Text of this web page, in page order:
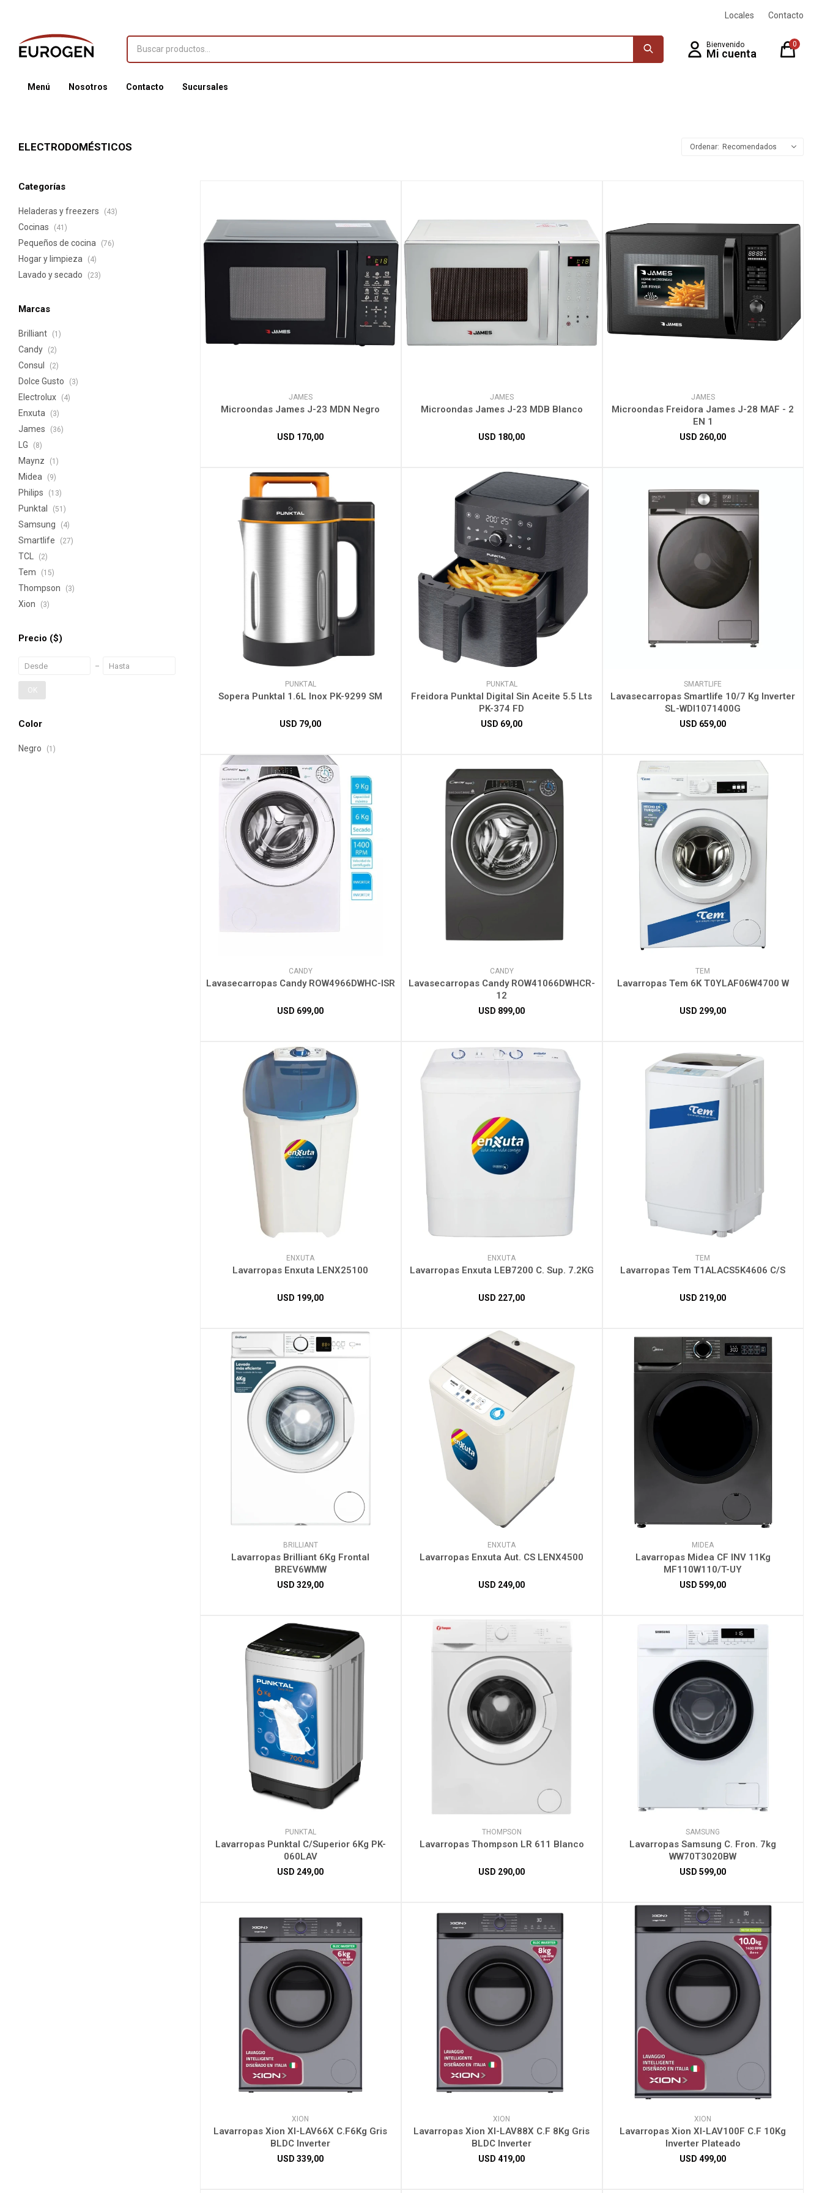
Menú Nosotros Contacto Sucursales
0
Locales Contacto
ELECTRODOMÉSTICOS Recomendados
JAMES
Microondas James J-23 MDN Negro
USD 170,00
JAMES
Microondas James J-23 MDB Blanco
USD 180,00
JAMES
Microondas Freidora James J-28 MAF - 2
EN 1
USD 260,00
PUNKTAL
Sopera Punktal 1.6L Inox PK-9299 SM
USD 79,00
PUNKTAL
Freidora Punktal Digital Sin Aceite 5.5 Lts
PK-374 FD
USD 69,00
SMARTLIFE
Lavasecarropas Smartlife 10/7 Kg Inverter
SL-WDI1071400G
USD 659,00
CANDY
Lavasecarropas Candy ROW4966DWHC-ISR
USD 699,00
CANDY
Lavasecarropas Candy ROW41066DWHCR-
12
USD 899,00
TEM
Lavarropas Tem 6K T0YLAF06W4700 W
USD 299,00
ENXUTA
Lavarropas Enxuta LENX25100
USD 199,00
ENXUTA
Lavarropas Enxuta LEB7200 C. Sup. 7.2KG
USD 227,00
TEM
Lavarropas Tem T1ALACS5K4606 C/S
USD 219,00
BRILLIANT
Lavarropas Brilliant 6Kg Frontal
BREV6WMW
USD 329,00
ENXUTA
Lavarropas Enxuta Aut. CS LENX4500
USD 249,00
MIDEA
Lavarropas Midea CF INV 11Kg
MF110W110/T-UY
USD 599,00
PUNKTAL
Lavarropas Punktal C/Superior 6Kg PK-
060LAV
USD 249,00
THOMPSON
Lavarropas Thompson LR 611 Blanco
USD 290,00
SAMSUNG
Lavarropas Samsung C. Fron. 7kg
WW70T3020BW
USD 599,00
XION
Lavarropas Xion XI-LAV66X C.F6Kg Gris
BLDC Inverter
USD 339,00
XION
Lavarropas Xion XI-LAV88X C.F 8Kg Gris
BLDC Inverter
USD 419,00
XION
Lavarropas Xion XI-LAV100F C.F 10Kg
Inverter Plateado
USD 499,00
Categorías
Heladeras y freezers (43)
Cocinas (41)
Pequeños de cocina (76)
Hogar y limpieza (4)
Lavado y secado (23)
Marcas
Brilliant (1)
Candy (2)
Consul (2)
Dolce Gusto (3)
Electrolux (4)
Enxuta (3)
James (36)
LG (8)
Maynz (1)
Midea (9)
Philips (13)
Punktal (51)
Samsung (4)
Smartlife (27)
TCL (2)
Tem (15)
Thompson (3)
Xion (3)
Precio ($)
OK
Color
Negro (1)